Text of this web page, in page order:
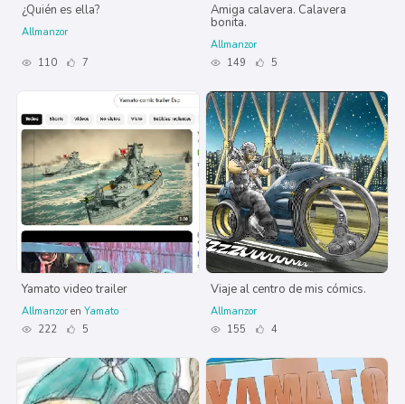
¿Quién es ella?
Allmanzor
110 7
Amiga calavera. Calavera
bonita.
Allmanzor
149
5
Yamato video trailer
Allmanzor en Yamato
222
5
Viaje al centro de mis cómics.
Allmanzor
155
4